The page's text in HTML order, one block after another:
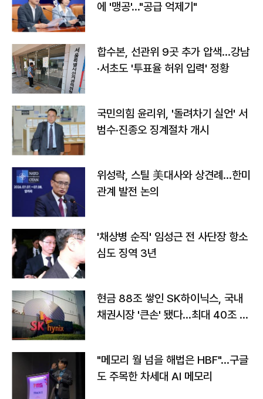
에 '맹공'…"공급 억제기"
합수본, 선관위 9곳 추가 압색…강남
·서초도 '투표율 허위 입력' 정황
국민의힘 윤리위, '돌려차기 실언' 서
범수·진종오 징계절차 개시
위성락, 스틸 美대사와 상견례…한미
관계 발전 논의
'채상병 순직' 임성근 전 사단장 항소
심도 징역 3년
현금 88조 쌓인 SK하이닉스, 국내
채권시장 '큰손' 됐다…최대 40조 투
"메모리 월 넘을 해법은 HBF"…구글
도 주목한 차세대 AI 메모리